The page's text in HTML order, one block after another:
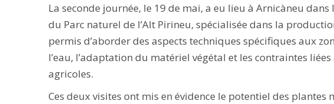
La seconde journée, le 19 de mai, a eu lieu à Arnicàneu
du Parc naturel de l’Alt Pirineu, spécialisée dans la
permis d’aborder des aspects techniques spécifiques aux
l’eau, l’adaptation du matériel végétal et les contraintes
agricoles.
Ces deux visites ont mis en évidence le potentiel des